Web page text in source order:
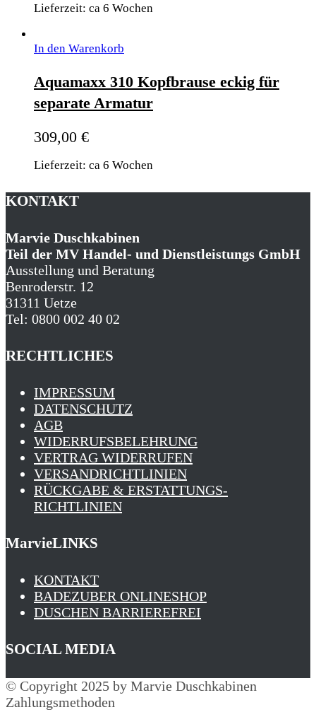
Lieferzeit: ca 6 Wochen
In den Warenkorb
Aquamaxx 310 Kopfbrause eckig für
separate Armatur
309,00 €
Lieferzeit: ca 6 Wochen
KONTAKT
Marvie Duschkabinen
Teil der MV Handel- und Dienstleistungs GmbH
Ausstellung und Beratung
Benroderstr. 12
31311 Uetze
Tel: 0800 002 40 02
RECHTLICHES
IMPRESSUM
DATENSCHUTZ
AGB
WIDERRUFSBELEHRUNG
VERTRAG WIDERRUFEN
VERSANDRICHTLINIEN
RÜCKGABE & ERSTATTUNGS­
RICHTLINIEN
MarvieLINKS
KONTAKT
BADEZUBER ONLINESHOP
DUSCHEN BARRIEREFREI
SOCIAL MEDIA
© Copyright 2025 by Marvie Duschkabinen
Zahlungsmethoden